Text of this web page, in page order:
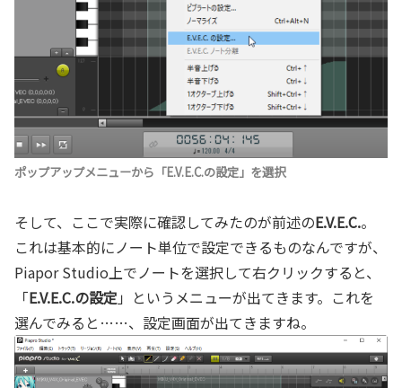
ポップアップメニューから「E.V.E.C.の設定」を選択
そして、ここで実際に確認してみたのが前述のE.V.E.C.。
これは基本的にノート単位で設定できるものなんですが、
Piapor Studio上でノートを選択して右クリックすると、
「E.V.E.C.の設定 」というメニューが出てきます。これを
選んでみると……、設定画面が出てきますね。